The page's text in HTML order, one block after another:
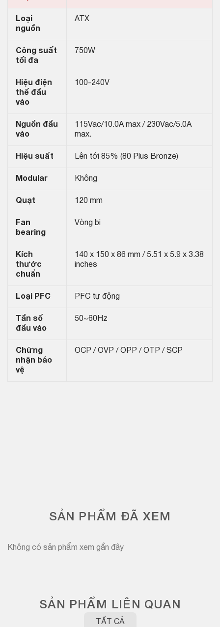
Loại
nguồn
ATX
Công suất
tối đa
750W
Hiệu điện
thế đầu
vào
100-240V
Nguồn đầu
vào
115Vac/10.0A max / 230Vac/5.0A
max.
Hiệu suất Lên tới 85% (80 Plus Bronze)
Modular Không
Quạt 120 mm
Fan
bearing
Vòng bi
Kích
thước
chuẩn
140 x 150 x 86 mm / 5.51 x 5.9 x 3.38
inches
Loại PFC PFC tự động
Tần số
đầu vào
50~60Hz
Chứng
nhận bảo
vệ
OCP / OVP / OPP / OTP / SCP
SẢN PHẨM ĐÃ XEM
Không có sản phẩm xem gần đây
SẢN PHẨM LIÊN QUAN
TẤT CẢ